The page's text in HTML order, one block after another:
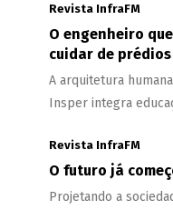
Revista InfraFM
O engenheiro
cuidar de
A arquitetura
Insper integra
Revista InfraFM
O futuro já
Projetando a